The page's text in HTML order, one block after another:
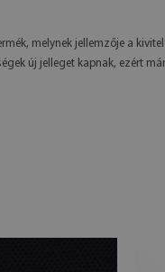
melynek jellemzője a
új jelleget kapnak, ezért